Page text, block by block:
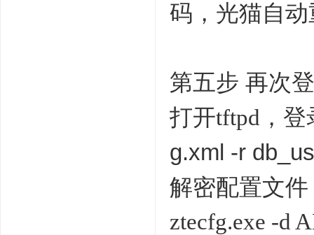
码，光猫自
第五步 再次
打开tftpd，登
g.xml -r
解密配置文件
ztecfg.exe -d